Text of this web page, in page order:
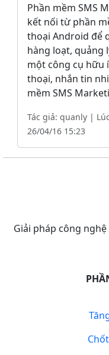
Phần mềm SMS
kết nối từ phần
thoại Android để
hàng loạt, quảng
một công cụ hữu
thoại, nhắn tin
mềm SMS
Tác giả: quanly |
26/04/16 15:23
Giải pháp công